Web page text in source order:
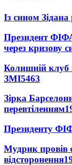
Із сином
Президент
через кризову
Колишній клуб
ЗМІ5463
Зірка
перевтіленням
Президенту
Мудрик провів
відсторонення